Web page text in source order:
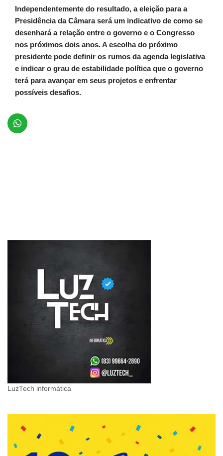
Independentemente do resultado, a eleição para a
Presidência da Câmara será um indicativo de como se
desenhará a relação entre o governo e o Congresso
nos próximos dois anos. A escolha do próximo
presidente pode definir os rumos da agenda legislativa
e indicar o grau de estabilidade política que o governo
terá para avançar em seus projetos e enfrentar
possíveis desafios.
LuzTech informática